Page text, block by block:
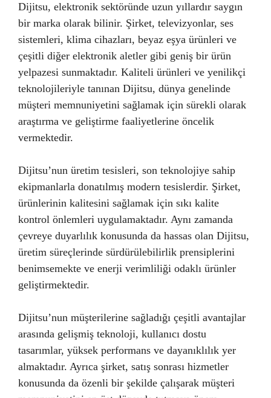
Dijitsu, elektronik sektöründe uzun yıllardır saygın
bir marka olarak bilinir. Şirket, televizyonlar, ses
sistemleri, klima cihazları, beyaz eşya ürünleri ve
çeşitli diğer elektronik aletler gibi geniş bir ürün
yelpazesi sunmaktadır. Kaliteli ürünleri ve yenilikçi
teknolojileriyle tanınan Dijitsu, dünya genelinde
müşteri memnuniyetini sağlamak için sürekli olarak
araştırma ve geliştirme faaliyetlerine öncelik
vermektedir.
Dijitsu’nun üretim tesisleri, son teknolojiye sahip
ekipmanlarla donatılmış modern tesislerdir. Şirket,
ürünlerinin kalitesini sağlamak için sıkı kalite
kontrol önlemleri uygulamaktadır. Aynı zamanda
çevreye duyarlılık konusunda da hassas olan Dijitsu,
üretim süreçlerinde sürdürülebilirlik prensiplerini
benimsemekte ve enerji verimliliği odaklı ürünler
geliştirmektedir.
Dijitsu’nun müşterilerine sağladığı çeşitli avantajlar
arasında gelişmiş teknoloji, kullanıcı dostu
tasarımlar, yüksek performans ve dayanıklılık yer
almaktadır. Ayrıca şirket, satış sonrası hizmetler
konusunda da özenli bir şekilde çalışarak müşteri